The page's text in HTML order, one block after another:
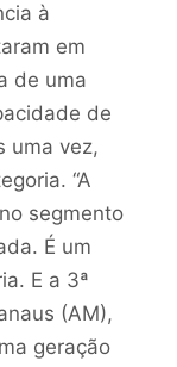
à
em
de uma
de
uma vez,
“A
segmento
É um
E a 3ª
(AM),
geração